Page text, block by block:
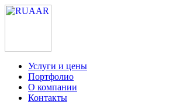
Услуги и цены
Портфолио
О компании
Контакты